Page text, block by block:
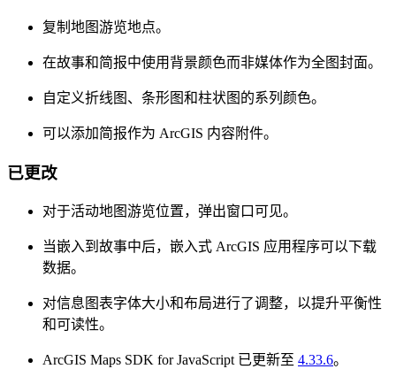
复制地图游览地点。
在故事和简报中使用背景颜色而非媒体作为全图封面。
自定义折线图、条形图和柱状图的系列颜色。
可以添加简报作为 ArcGIS 内容附件。
已更改
对于活动地图游览位置，弹出窗口可见。
当嵌入到故事中后，嵌入式 ArcGIS 应用程序可以下载
数据。
对信息图表字体大小和布局进行了调整，以提升平衡性
和可读性。
ArcGIS Maps SDK for JavaScript 已更新至 4.33.6。